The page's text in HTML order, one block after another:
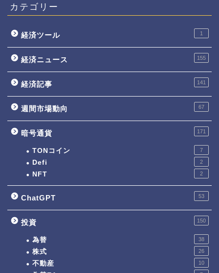
カテゴリー
経済ツール 1
経済ニュース 155
経済記事 141
週間市場動向 67
暗号通貨 171
TONコイン 7
Defi 2
NFT 2
ChatGPT 53
投資 150
為替 38
株式 26
不動産 10